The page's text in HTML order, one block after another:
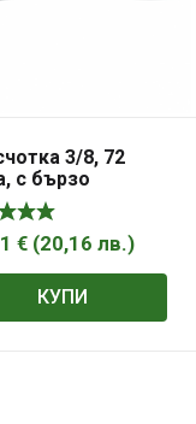
3/8, 72
с бързо
STELS
€ (20,16 лв.)
КУПИ